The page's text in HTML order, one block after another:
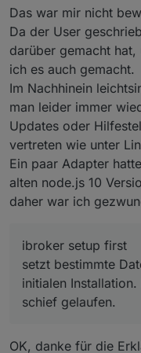
Das war mir nicht
Da der User
darüber gemacht
ich es auch gemacht.
Im Nachhinein
man leider immer
Updates oder
vertreten wie unter
Ein paar Adapter
alten node.js 10
daher war ich
ibroker setup first
setzt bestimmte
initialen
schief gelaufen.
OK, danke für die